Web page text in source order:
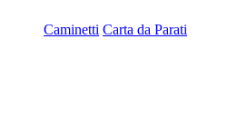
Caminetti Carta da Parati